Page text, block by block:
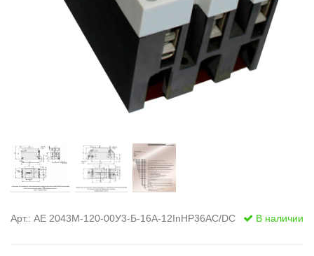
Штендеры
Щиты
диэлектрические
Арт.: АЕ 2043М-120-00У3-Б-16А-12InНР36AC/DC В наличии